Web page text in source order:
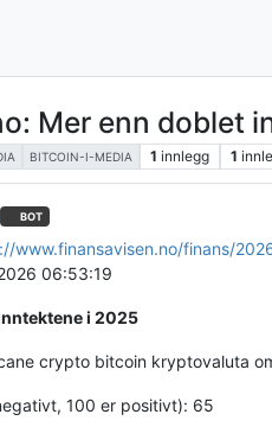
Mer enn doblet
BITCOIN-I-MEDIA 1 innlegg 1
BOT
www.finansavisen.no/finans/
06:53:19
i 2025
crypto bitcoin kryptovaluta
100 er positivt): 65